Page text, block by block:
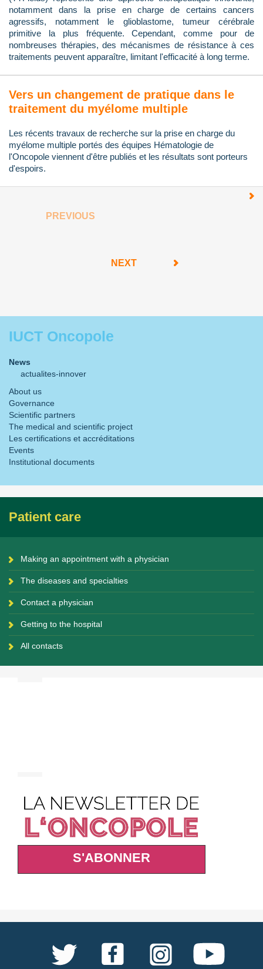
notamment dans la prise en charge de certains cancers
agressifs, notamment le glioblastome, tumeur cérébrale
primitive la plus fréquente. Cependant, comme pour de
nombreuses thérapies, des mécanismes de résistance à ces
traitements peuvent apparaître, limitant l'efficacité à long terme.
Vers un changement de pratique dans le
traitement du myélome multiple
Les récents travaux de recherche sur la prise en charge du
myélome multiple portés des équipes Hématologie de
l'Oncopole viennent d'être publiés et les résultats sont porteurs
d'espoirs.
PREVIOUS
NEXT
IUCT Oncopole
News
actualites-innover
About us
Governance
Scientific partners
The medical and scientific project
Les certifications et accréditations
Events
Institutional documents
Patient care
Making an appointment with a physician
The diseases and specialties
Contact a physician
Getting to the hospital
All contacts
S'ABONNER